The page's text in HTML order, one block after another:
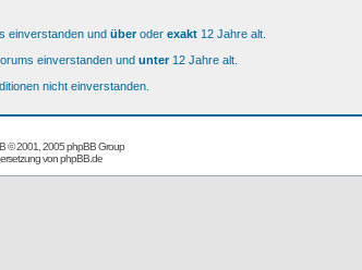
einverstanden und überoder exakt 12 Jahre alt.
einverstanden und unter12 Jahre alt.
nicht einverstanden.
© 2001, 2005 phpBB Group
vonphpBB.de